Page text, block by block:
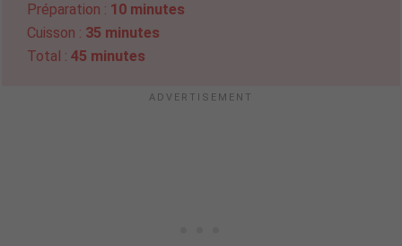
Préparation : 10 minutes
Cuisson : 35 minutes
Total : 45 minutes